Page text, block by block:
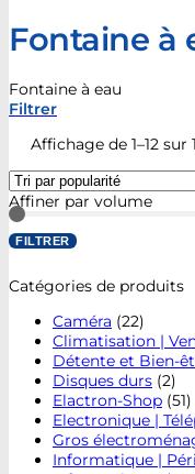
Fontaine à
Fontaine à eau
Filtrer
Affichage de 1–12 sur
Affiner par volume
FILTRER
Catégories de produits
Caméra (22)
Climatisation |
Détente et Bien-
Disques durs (2)
Elactron-Shop (51)
Electronique |
Gros
Informatique |